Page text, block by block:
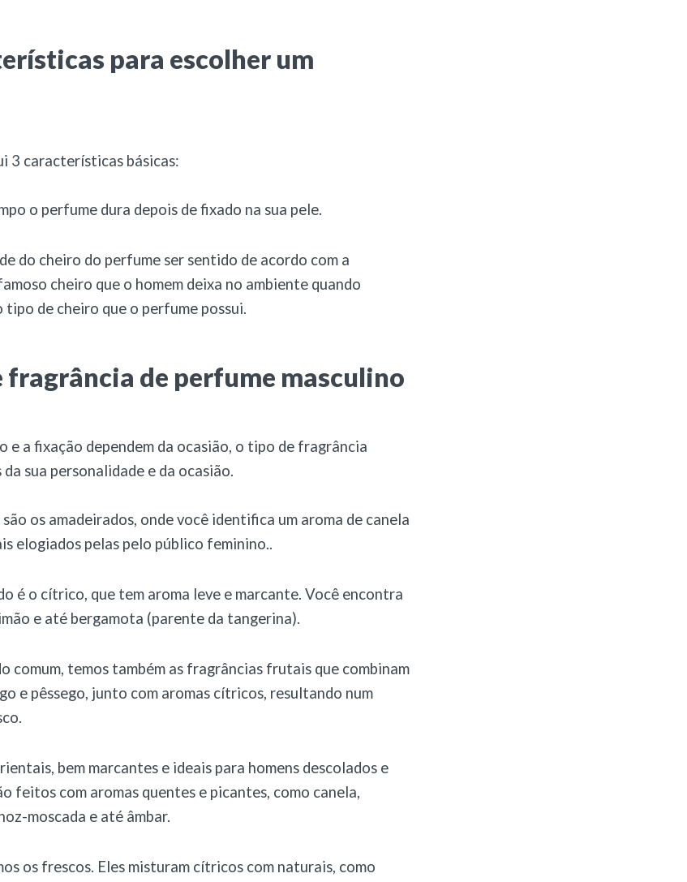
para escolher um
3 características básicas:
o perfume dura depois de fixado na sua pele.
do cheiro do perfume ser sentido de acordo com a
cheiro que o homem deixa no ambiente quando
tipo de cheiro que o perfume possui.
fragrância de perfume masculino
e a fixação dependem da ocasião, o tipo de fragrância
sua personalidade e da ocasião.
os amadeirados, onde você identifica um aroma de canela
elogiados pelas pelo público feminino..
é o cítrico, que tem aroma leve e marcante. Você encontra
e até bergamota (parente da tangerina).
comum, temos também as fragrâncias frutais que combinam
e pêssego, junto com aromas cítricos, resultando num
bem marcantes e ideais para homens descolados e
feitos com aromas quentes e picantes, como canela,
moscada e até âmbar.
os frescos. Eles misturam cítricos com naturais, como